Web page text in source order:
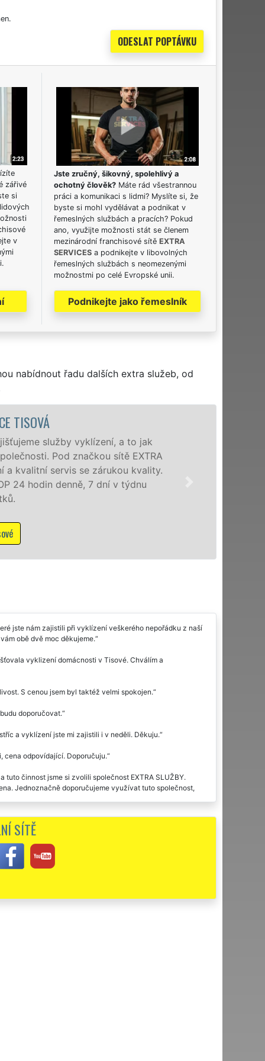
zářivé
si
v
Jste zručný, šikovný, spolehlivý a
ochotný člověk? Máte rád všestrannou
práci a komunikaci s lidmi? Myslíte si, že
byste si mohl vydělávat a podnikat v
řemeslných službách a pracích? Pokud
ano, využijte možnosti stát se členem
mezinárodní franchisové sítě EXTRA
SERVICES a podnikejte v libovolných
řemeslných službách s neomezenými
možnostmi po celé Evropské unii.
Podnikejte jako řemeslník
nabídnout řadu dalších extra služeb, od
jste nám zajistili při vyklízení veškerého nepořádku z naší
obě dvě moc děkujeme.
vyklizení domácnosti v Tisové. Chválím a
S cenou jsem byl taktéž velmi spokojen.
doporučovat.
a vyklízení jste mi zajistili i v neděli. Děkuju.
cena odpovídající. Doporučuju.
činnost jsme si zvolili společnost EXTRA SLUŽBY.
Jednoznačně doporučujeme využívat tuto společnost,
v Tisové proběhlo na jedničku. Určitě chválím kvalitní
SÍTĚ